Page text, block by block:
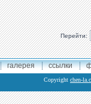
Перейти:
галерея ссылки
Copyright chen-